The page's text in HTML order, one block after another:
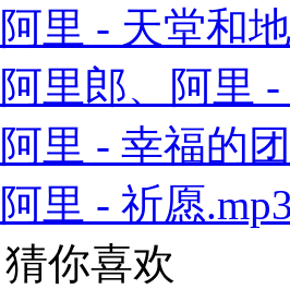
阿里 - 天堂和
阿里郎、阿里
阿里 - 幸福的
阿里 - 祈愿.mp3
猜你喜欢